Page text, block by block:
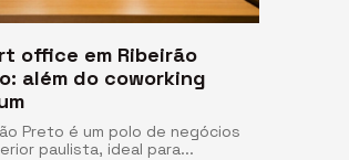
office em Ribeirão
além do coworking
Preto é um polo de negócios
paulista, ideal para...